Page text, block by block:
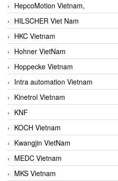
HepcoMotion Vietnam,
HILSCHER Viet Nam
HKC Vietnam
Hohner VietNam
Hoppecke Vietnam
Intra automation Vietnam
Kinetrol Vietnam
KNF
KOCH Vietnam
Kwangjin VietNam
MEDC Vietnam
MKS Vietnam